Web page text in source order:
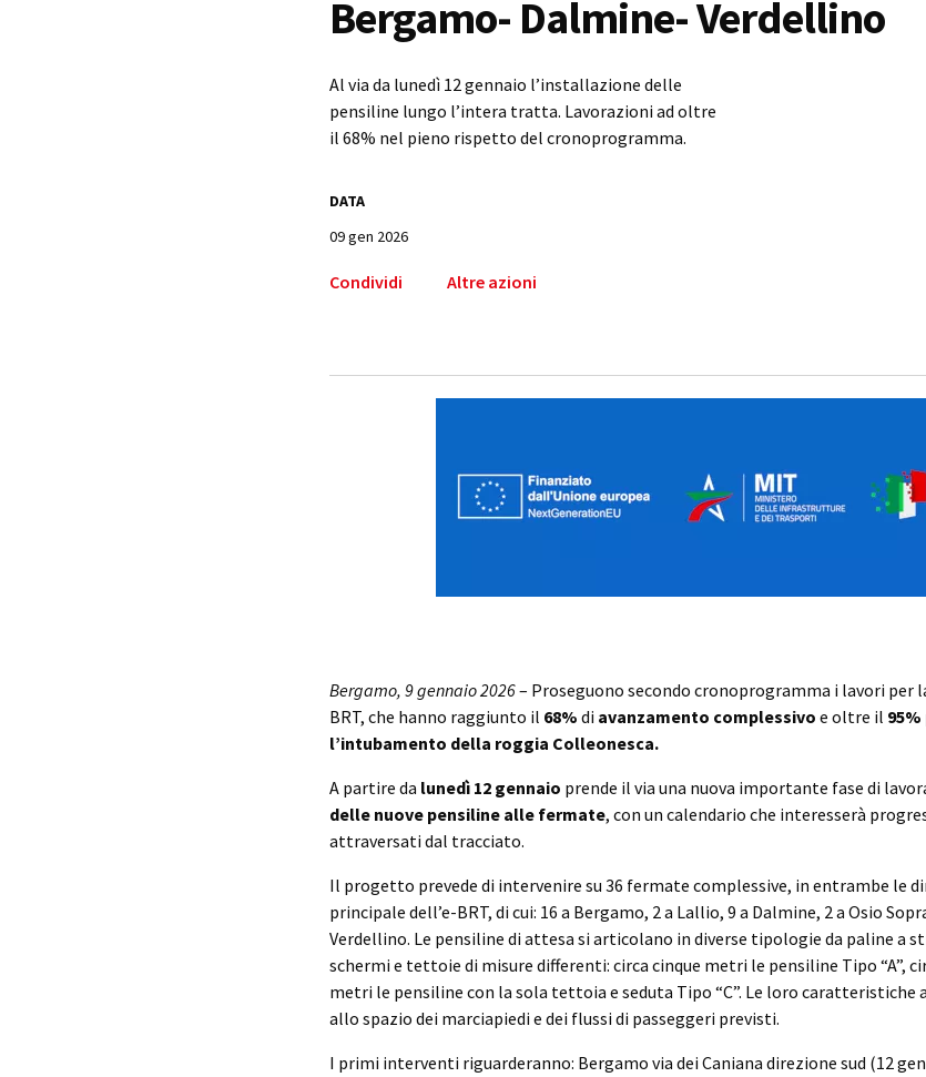
Bergamo- Dalmine- Verdellino
Al via da lunedì 12 gennaio l’installazione delle
pensiline lungo l’intera tratta. Lavorazioni ad oltre
il 68% nel pieno rispetto del cronoprogramma.
DATA
09 gen 2026
Condividi Altre azioni
Bergamo, 9 gennaio 2026– Proseguono secondo cronoprogramma i lavori per
BRT, che hanno raggiunto il 68% di avanzamento complessivo e oltre il
l’intubamento della roggia Colleonesca.
A partire da lunedì 12 gennaio prende il via una nuova importante fase di
delle nuove pensiline alle fermate, con un calendario che interesserà
attraversati dal tracciato.
Il progetto prevede di intervenire su 36 fermate complessive, in entrambe le
principale dell’e-BRT, di cui: 16 a Bergamo, 2 a Lallio, 9 a Dalmine, 2 a Osio
Verdellino. Le pensiline di attesa si articolano in diverse tipologie da paline a
schermi e tettoie di misure differenti: circa cinque metri le pensiline Tipo “A”,
metri le pensiline con la sola tettoia e seduta Tipo “C”. Le loro
allo spazio dei marciapiedi e dei flussi di passeggeri previsti.
I primi interventi riguarderanno: Bergamo via dei Caniana direzione sud (12